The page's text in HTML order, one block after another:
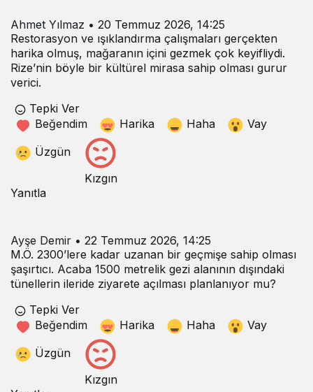
Ahmet Yılmaz • 20 Temmuz 2026, 14:25
Restorasyon ve ışıklandırma çalışmaları gerçekten
harika olmuş, mağaranın içini gezmek çok keyifliydi.
Rize’nin böyle bir kültürel mirasa sahip olması gurur
verici.
Tepki Ver
Beğendim
Harika Haha
Vay
Üzgün
Kızgın
Yanıtla
Ayşe Demir • 22 Temmuz 2026, 14:25
M.Ö. 2300’lere kadar uzanan bir geçmişe sahip olması
şaşırtıcı. Acaba 1500 metrelik gezi alanının dışındaki
tünellerin ileride ziyarete açılması planlanıyor mu?
Tepki Ver
Beğendim
Harika Haha
Vay
Üzgün
Kızgın